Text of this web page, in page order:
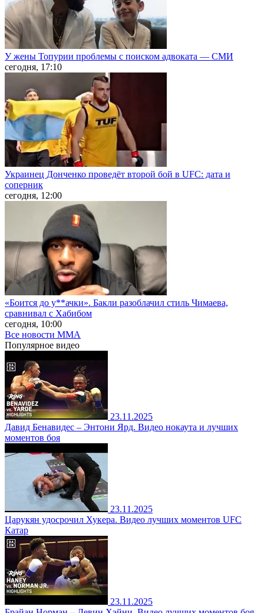
У жены Топурии проблемы с поиском адвоката — СМИ
сегодня, 17:10
Украинец Донченко проведёт второй бой в UFC: дата и
соперник
сегодня, 12:00
«Боится до у**ачки». Бакли разоблачил стиль Чимаева,
сравнивал с Хабибом
сегодня, 10:00
Все новости MMA
Популярное видео
23.11.2025
Давид Бенавидес – Энтони Ярд. Видео нокаута и лучших
моментов боя
23.11.2025
Царукян удосрочил Хукера. Видео лучших моментов UFC
Катар
23.11.2025